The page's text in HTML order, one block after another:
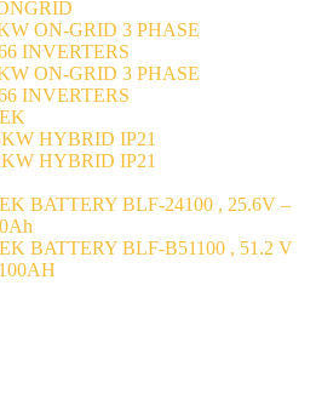
ON-GRID 3 PHASE
INVERTERS
ON-GRID 3 PHASE
INVERTERS
HYBRID IP21
HYBRID IP21
BATTERY BLF-24100 , 25.6V –
BATTERY BLF-B51100 , 51.2 V